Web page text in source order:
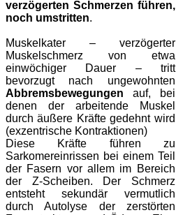
verzögerten Schmerzen führen,
noch umstritten.
Muskelkater – verzögerter
Muskelschmerz von etwa
einwöchiger Dauer – tritt
bevorzugt nach ungewohnten
Abbremsbewegungen auf, bei
denen der arbeitende Muskel
durch äußere Kräfte gedehnt wird
(exzentrische Kontraktionen)
Diese Kräfte führen zu
Sarkomereinrissen bei einem Teil
der Fasern vor allem im Bereich
der Z-Scheiben. Der Schmerz
entsteht sekundär vermutlich
durch Autolyse der zerstörten